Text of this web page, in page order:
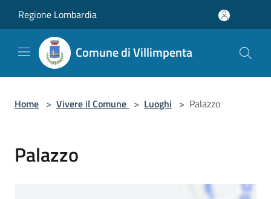
Regione Lombardia
Comune di Villimpenta
Home > Vivere il Comune > Luoghi > Palazzo
Palazzo